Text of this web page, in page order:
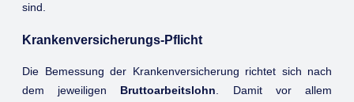
sind.
Krankenversicherungs-Pflicht
Die Bemessung der Krankenversicherung richtet sich nach
dem jeweiligen Bruttoarbeitslohn . Damit vor allem